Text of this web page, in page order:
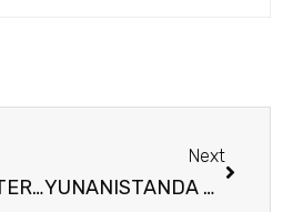
YUNANISTAN TERCUMAN
Next
YUNANISTANDA PAZAR ARASTIRMASI HİZMETİ